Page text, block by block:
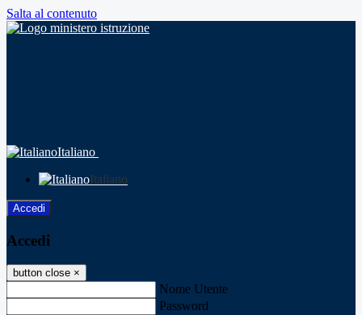
Salta al contenuto
Italiano
Italiano
Accedi
Accedi
button close ×
Nome Utente
Password